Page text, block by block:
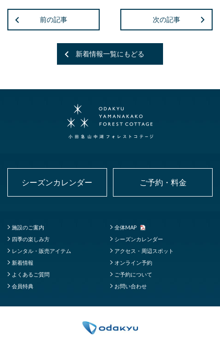
前の記事 次の記事
新着情報一覧にもどる
シーズンカレンダー ご予約・料金
施設のご案内
全体MAP
四季の楽しみ方
シーズンカレンダー
レンタル・販売アイテム
アクセス・周辺スポット
新着情報
オンライン予約
よくあるご質問
ご予約について
会員特典
お問い合わせ